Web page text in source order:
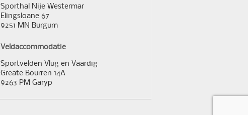
Sporthal Nije Westermar
Elingsloane 67
9251 MN Burgum
Veldaccommodatie
Sportvelden Vlug en Vaardig
Greate Bourren 14A
9263 PM Garyp